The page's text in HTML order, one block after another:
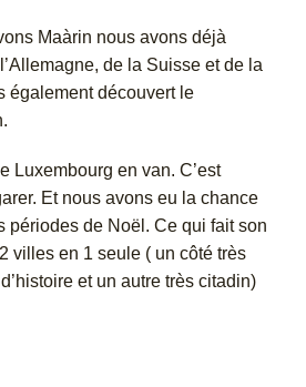
Maàrin nous avons déjà
de la Suisse et de la
également découvert le
Luxembourg en van. C’est
Et nous avons eu la chance
périodes de Noël. Ce qui fait son
villes en 1 seule ( un côté très
et un autre très citadin)